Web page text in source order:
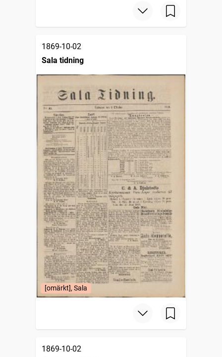
1869-10-02
Sala tidning
[omärkt], Sala
1869-10-02